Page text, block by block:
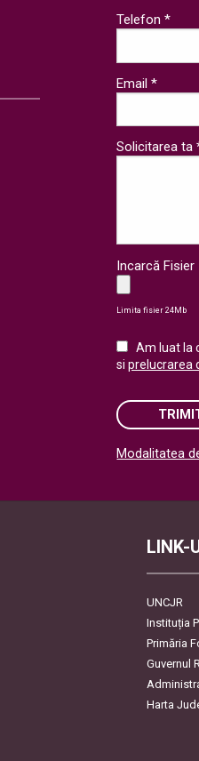
Telefon *
Email *
Solicitarea ta
Incarcă Fisier
Limita fisier 24Mb
Am luat la
siprelucrarea
Modalitatea
LINK-
UNCJR
Instituția
Primăria
Guvernul
Harta